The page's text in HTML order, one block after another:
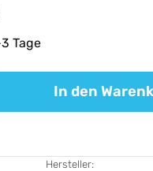
Tage
In den
Hersteller: